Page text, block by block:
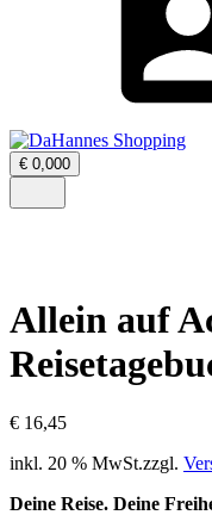
€ 0,000Warenkorb
öffnen
Menü
Allein auf
€ 16,45
inkl. 20 % MwSt.zzgl.
Deine Reise. Deine